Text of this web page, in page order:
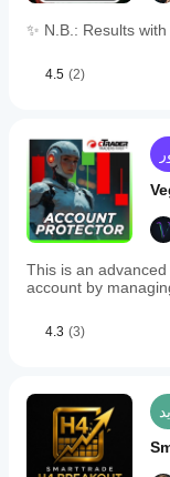
✨ N.B.: Results
4.5 (2)
This is an
account by
4.3 (3)